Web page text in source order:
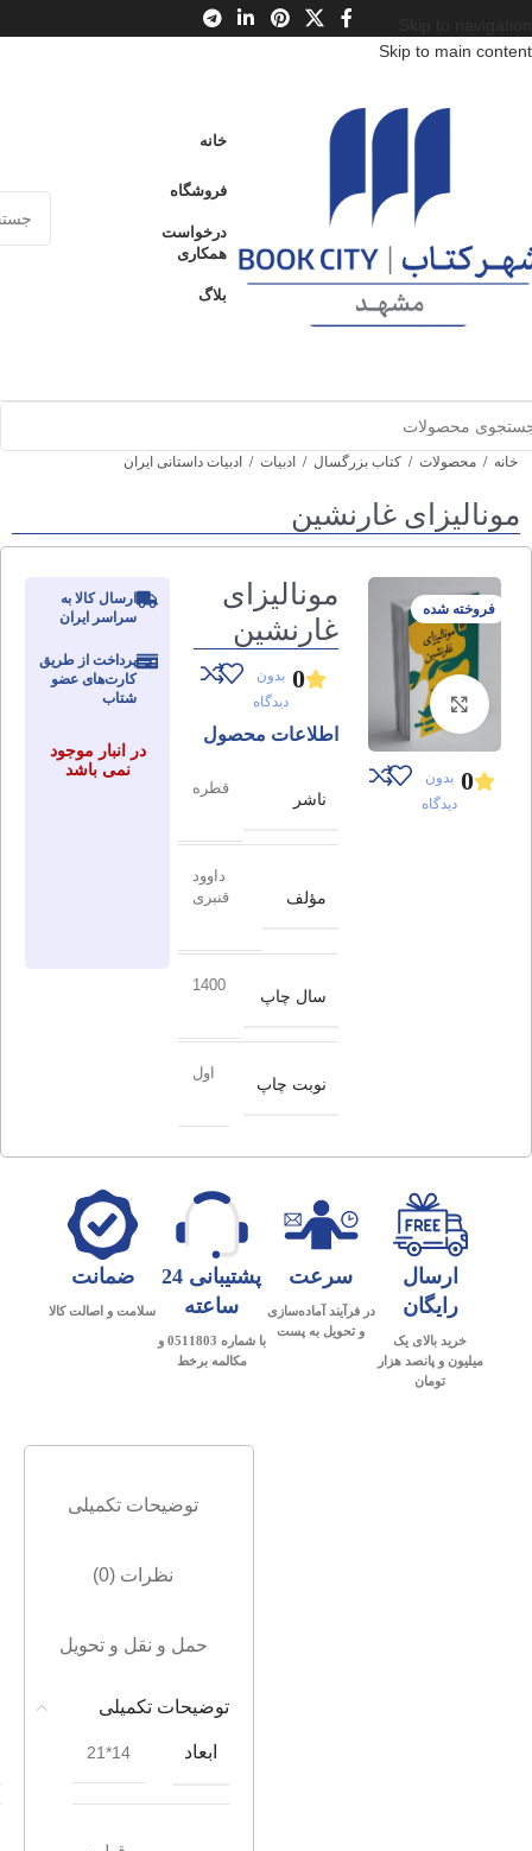
Skip to main content
خانه
فروشگاه
درخواست
همکاری
بلاگ
خانه / محصولات / کتاب بزرگسال / ادبیات / ادبیات داستانی ایران
مونالیزای غارنشین
فروخته شده
برای بزرگنمایی کلیک کنید
0 بدون
دیدگاه
مونالیزای
غارنشین
0 بدون
دیدگاه
اطلاعات محصول
ناشر
قطره
مؤلف
داوود
قنبری
سال چاپ
1400
نوبت چاپ
اول
ارسال کالا به
سراسر ایران
پرداخت از طریق
کارت‌های عضو
شتاب
در انبار موجود
نمی باشد
ارسال
رایگان
خرید بالای یک
میلیون و پانصد هزار
تومان
سرعت
در فرآیند آماده‌سازی
و تحویل به پست
پشتیبانی 24
ساعته
با شماره 0511803 و
مکالمه برخط
ضمانت
سلامت و اصالت کالا
توضیحات تکمیلی
نظرات (0)
حمل و نقل و تحویل
توضیحات تکمیلی
ابعاد 14*21